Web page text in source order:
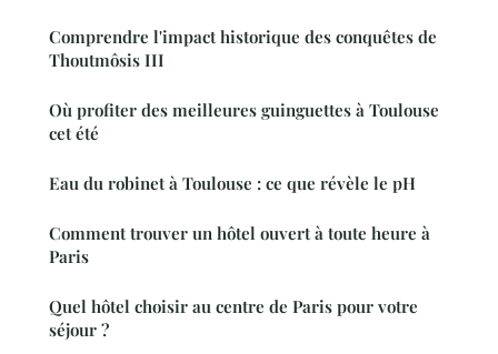
Comprendre l'impact historique des conquêtes de
Thoutmôsis III
Où profiter des meilleures guinguettes à Toulouse
cet été
Eau du robinet à Toulouse : ce que révèle le pH
Comment trouver un hôtel ouvert à toute heure à
Paris
Quel hôtel choisir au centre de Paris pour votre
séjour ?